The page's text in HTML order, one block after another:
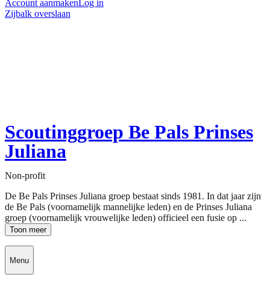
Account aanmakenLog in
Zijbalk overslaan
Scoutinggroep Be Pals Prinses
Juliana
Non-profit
De Be Pals Prinses Juliana groep bestaat sinds 1981. In dat jaar zijn
de Be Pals (voornamelijk mannelijke leden) en de Prinses Juliana
groep (voornamelijk vrouwelijke leden) officieel een fusie op ...
Toon meer
Menu